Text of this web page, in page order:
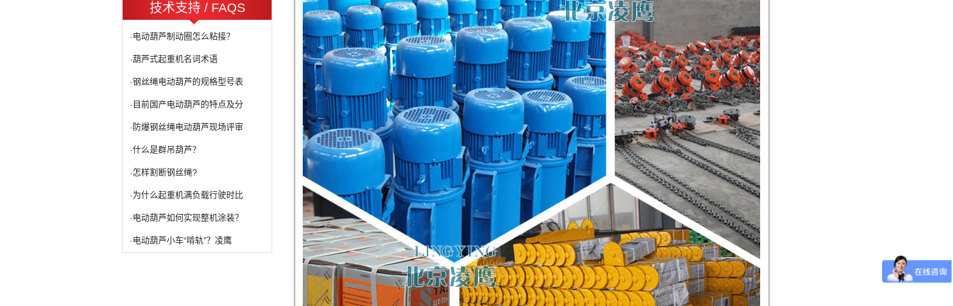
技术支持 / FAQS
·电动葫芦制动圈怎么粘接？
·葫芦式起重机名词术语
·钢丝绳电动葫芦的规格型号表
·目前国产电动葫芦的特点及分
·防爆钢丝绳电动葫芦现场评审
·什么是群吊葫芦？
·怎样割断钢丝绳?
·为什么起重机满负载行驶时比
·电动葫芦如何实现整机涂装？
·电动葫芦小车“啃轨”？凌鹰